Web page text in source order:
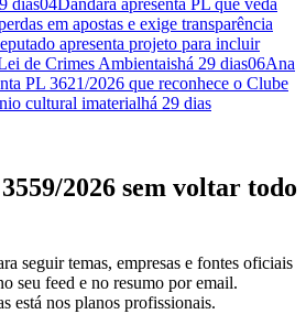
em apostas e exige transparência
apresenta projeto para incluir
de Crimes Ambientaishá 29 dias06Ana
PL 3621/2026 que reconhece o Clube
cultural imaterialhá 29 dias
2026 sem voltar todo
seguir temas, empresas e fontes oficiais
seu feed e no resumo por email.
está nos planos profissionais.